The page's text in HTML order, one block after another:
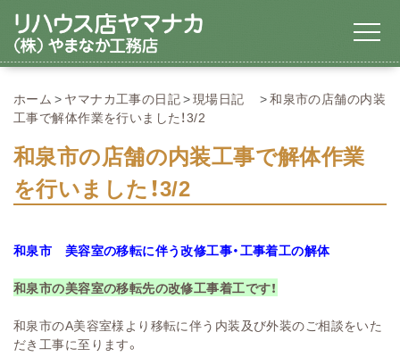
ホーム ヤマナカ工事の日記 現場日記
和泉市の店舗の内装
工事で解体作業を行いました！3/2
和泉市の店舗の内装工事で解体作業
を行いました！3/2
和泉市 美容室の移転に伴う改修工事・工事着工の解体
和泉市の美容室の移転先の改修工事着工です！
和泉市のA美容室様より移転に伴う内装及び外装のご相談をいた
だき工事に至ります。